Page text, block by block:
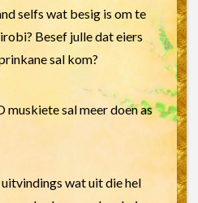
selfs wat besig is om te
Besef julle dat eiers
sal kom?
muskiete sal meer doen as
wat uit die hel